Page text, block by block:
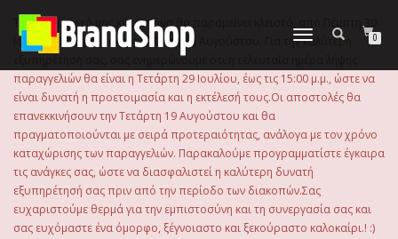
περιεχόμενο
Εναλλαγή
0
Το ηλεκτρονικό μας κατάστημα θα παραμείνει κλειστό, από Πέμπτη 30
Ιουλίου 2026 μέχρι και την Τρίτη 18 Αυγούστου. Για την καλύτερη
εξυπηρέτησή σας, σας ενημερώνουμε ότι η τελευταία ημέρα λήψης
παραγγελιών θα είναι η Τετάρτη 29 Ιουλίου, έως τις 15:00 μ.μ., ώστε να
είναι δυνατή η προετοιμασία και η εκτέλεσή τους.Οι αποστολές θα
επανεκκινήσουν την Τετάρτη 19 Αυγούστου και θα
πραγματοποιούνται με σειρά προτεραιότητας, ανάλογα με τον χρόνο
καταχώρισης των παραγγελιών. Παρακαλούμε προγραμματίστε έγκαιρα
τις ανάγκες σας, ώστε να διασφαλιστεί η καλύτερη δυνατή
εξυπηρέτησή σας πριν από την περίοδο των διακοπών.Σας
ευχαριστούμε θερμά για την εμπιστοσύνη και τη συνεργασία σας και
σας ευχόμαστε ένα όμορφο, ξέγνοιαστο και ξεκούραστο καλοκαίρι.! :)